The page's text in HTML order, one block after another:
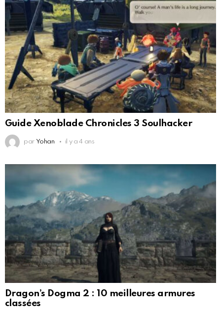
Guide Xenoblade Chronicles 3 Soulhacker
par Yohan il y a 4 ans
Dragon’s Dogma 2 : 10 meilleures armures
classées